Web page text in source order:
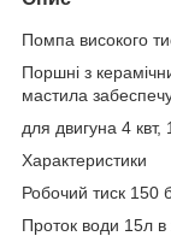
Помпа високого
Поршні з
мастила
для двигуна 4 квт,
Характеристики
Робочий тиск 150
Проток води 15л в